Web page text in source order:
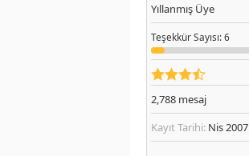
Yıllanmış Üye
TeşekkürSayısı: 6
2,788 mesaj
Kayıt Tarihi: Nis 2007